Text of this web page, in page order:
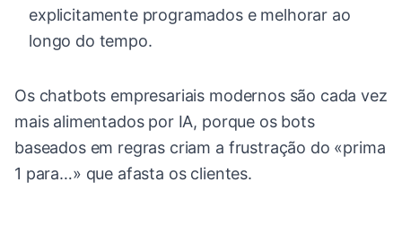
explicitamente programados e melhorar ao
longo do tempo.
Os chatbots empresariais modernos são cada vez
mais alimentados por IA, porque os bots
baseados em regras criam a frustração do «prima
1 para…» que afasta os clientes.